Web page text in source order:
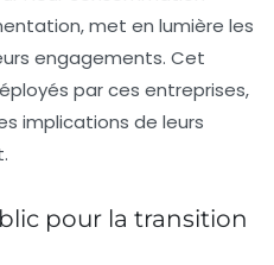
met en lumière les
engagements. Cet
par ces entreprises,
implications de leurs
pour la transition